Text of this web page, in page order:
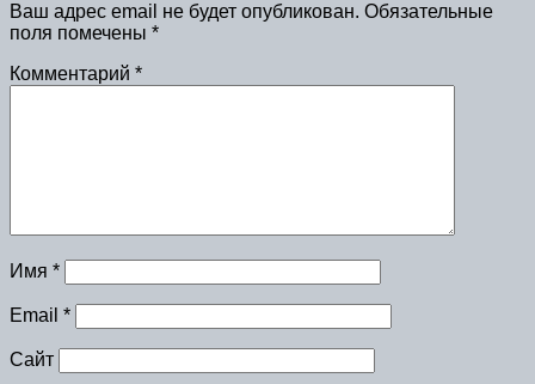
Ваш адрес email не будет опубликован. Обязательные
поля помечены *
Комментарий *
Имя *
Email *
Сайт